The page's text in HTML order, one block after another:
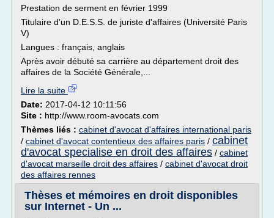
Prestation de serment en février 1999
Titulaire d'un D.E.S.S. de juriste d'affaires (Université Paris
V)
Langues : français, anglais
Après avoir débuté sa carrière au département droit des
affaires de la Société Générale,...
Lire la suite
Date: 2017-04-12 10:11:56
Site : http://www.room-avocats.com
Thèmes liés : cabinet d'avocat d'affaires international paris
/ cabinet d'avocat contentieux des affaires paris / cabinet
d'avocat specialise en droit des affaires / cabinet
d'avocat marseille droit des affaires / cabinet d'avocat droit
des affaires rennes
Thèses et mémoires en droit disponibles
sur Internet - Un ...